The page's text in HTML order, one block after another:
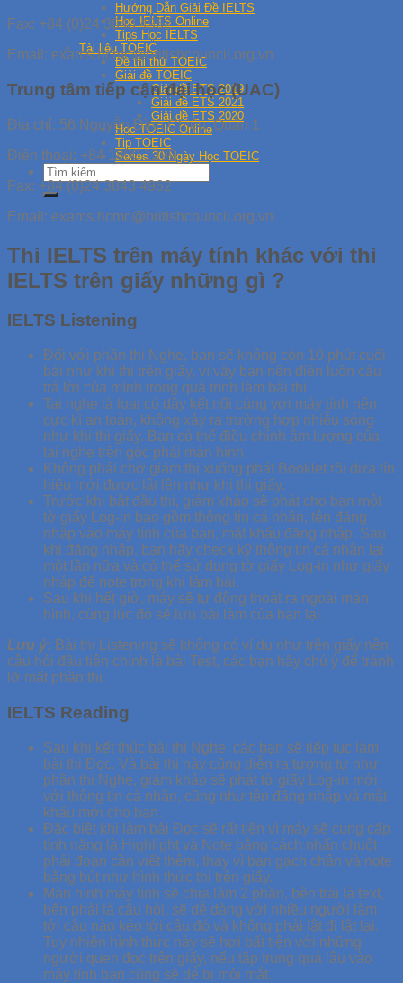
Hướng Dẫn Giải Đề IELTS
Học IELTS Online
Tips Học IELTS
Tài liệu TOEIC
Đề thi thử TOEIC
Giải đề TOEIC
Giải đề ETS 2019
Giải đề ETS 2021
Giải đề ETS 2020
Học TOEIC Online
Tip TOEIC
Series 30 Ngày Học TOEIC
Fax: +84 (0)24 3843 4962
Email: exams.hcmc@britishcouncil.org.vn
Trung tâm tiếp cận đại học (UAC)
Địa chỉ: 56 Nguyễn Đình Chiểu, Quận 1
Điện thoại: +84 1800 1299
Fax: +84 (0)24 3843 4962
Email: exams.hcmc@britishcouncil.org.vn
Thi IELTS trên máy tính khác với thi
IELTS trên giấy những gì ?
IELTS Listening
Đối với phần thi Nghe, bạn sẽ không còn 10 phút cuối
bài như khi thi trên giấy, vì vậy bạn nên điền luôn câu
trả lời của mình trong quá trình làm bài thi.
Tai nghe là loại có dây kết nối cùng với máy tính nên
cực kì an toàn, không xảy ra trường hợp nhiễu sóng
như khi thi giấy. Bạn có thể điều chỉnh âm lượng của
tai nghe trên góc phải màn hình.
Không phải chờ giám thị xuống phát Booklet rồi đưa tín
hiệu mới được lật lên như khi thi giấy.
Trước khi bắt đầu thi, giám khảo sẽ phát cho bạn một
tờ giấy Log-in bao gồm thông tin cá nhân, tên đăng
nhập vào máy tính của bạn, mật khẩu đăng nhập. Sau
khi đăng nhập, bạn hãy check kỹ thông tin cá nhân lại
một lần nữa và có thể sử dụng tờ giấy Log-in như giấy
nháp để note trong khi làm bài.
Sau khi hết giờ, máy sẽ tự động thoát ra ngoài màn
hình, cùng lúc đó sẽ lưu bài làm của bạn lại.
Lưu ý: Bài thi Listening sẽ không có ví dụ như trên giấy nên
câu hỏi đầu tiên chính là bài Test, các bạn hãy chú ý để tránh
lỡ mất phần thi.
IELTS Reading
Sau khi kết thúc bài thi Nghe, các bạn sẽ tiếp tục làm
bài thi Đọc. Và bài thi này cũng diễn ra tương tự như
phần thi Nghe, giám khảo sẽ phát tờ giấy Log-in mới
với thông tin cá nhân, cũng như tên đăng nhập và mật
khẩu mới cho bạn.
Đặc biệt khi làm bài Đọc sẽ rất tiện vì máy sẽ cung cấp
tính năng là Highlight và Note bằng cách nhấn chuột
phải đoạn cần viết thêm, thay vì bạn gạch chân và note
bằng bút như hình thức thi trên giấy.
Màn hình máy tính sẽ chia làm 2 phần, bên trái là text,
bên phải là câu hỏi, sẽ dễ dàng với nhiều người làm
tới câu nào kéo tới câu đó và không phải lật đi lật lại.
Tuy nhiên hình thức này sẽ hơi bất tiện với những
người quen đọc trên giấy, nếu tập trung quá lâu vào
máy tính bạn cũng sẽ dễ bị mỏi mắt.